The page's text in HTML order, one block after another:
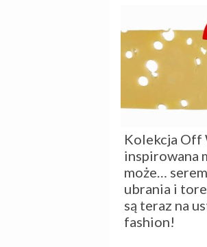
Kolekcja Off
inspirowana
może…
ubrania i
są teraz na
fashion!